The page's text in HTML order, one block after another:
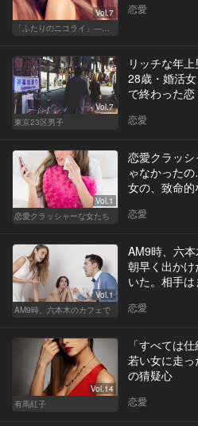
Vol.7
「ふたりのニコライ」―作家・柴崎竜人の恋愛ストーリー
恋愛
Vol.7
東京23区男子
リッチな年上
28歳・婚活
で終わった恋
恋愛
Vol.1
恋愛クラッシャーな女たち
恋愛クラッ
ゃなかった
女の、致命的
恋愛
Vol.1
AM9時、六本木のカフェで
AM9時、六
朝早く出か
いた。相手
恋愛
Vol.14
有馬紅子
「すべては
若い女に走
の猜疑心
恋愛